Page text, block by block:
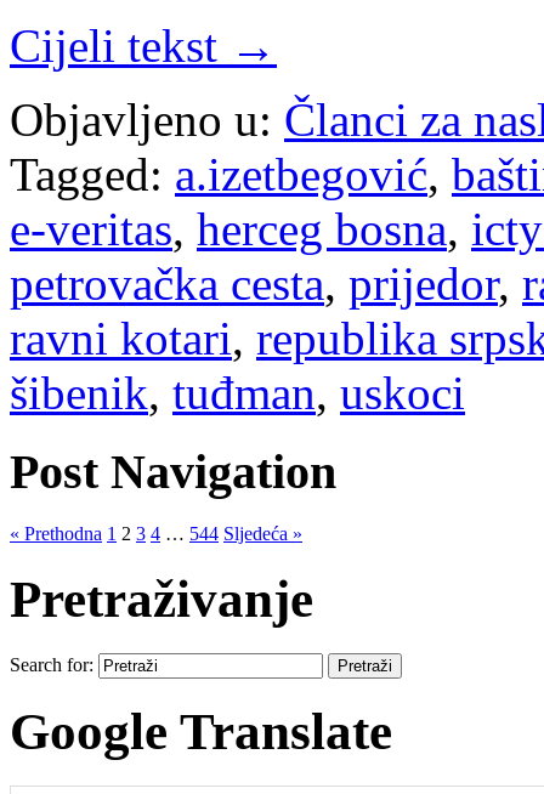
Cijeli tekst →
Objavljeno u: Članci za
Tagged: a.izetbegović,
e-veritas, herceg bosna,
petrovačka cesta, prijedor,
ravni kotari, republika
šibenik, tuđman, uskoci
Post Navigation
« Prethodna 1 2 3 4 … 544 Sljedeća »
Pretraživanje
Search for:
Google Translate